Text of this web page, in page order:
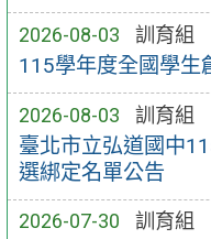
2026-08-03 訓育組
115學年度全國學生
2026-08-03 訓育組
臺北市立弘道國中
選綁定名單公告
2026-07-30 訓育組